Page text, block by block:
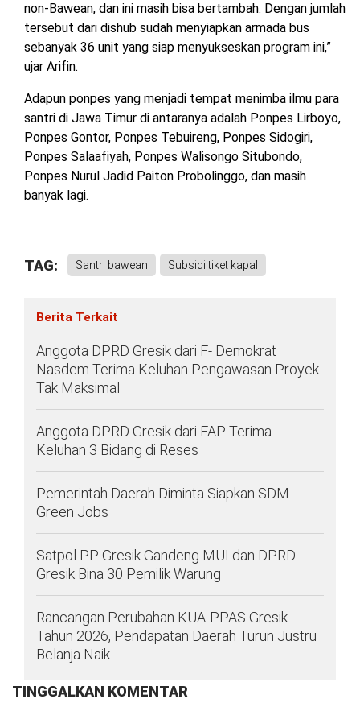
non-Bawean, dan ini masih bisa bertambah. Dengan jumlah
tersebut dari dishub sudah menyiapkan armada bus
sebanyak 36 unit yang siap menyukseskan program ini,”
ujar Arifin.
Adapun ponpes yang menjadi tempat menimba ilmu para
santri di Jawa Timur di antaranya adalah Ponpes Lirboyo,
Ponpes Gontor, Ponpes Tebuireng, Ponpes Sidogiri,
Ponpes Salaafiyah, Ponpes Walisongo Situbondo,
Ponpes Nurul Jadid Paiton Probolinggo, dan masih
banyak lagi.
TAG: Santri bawean Subsidi tiket kapal
Berita Terkait
Anggota DPRD Gresik dari F- Demokrat
Nasdem Terima Keluhan Pengawasan Proyek
Tak Maksimal
Anggota DPRD Gresik dari FAP Terima
Keluhan 3 Bidang di Reses
Pemerintah Daerah Diminta Siapkan SDM
Green Jobs
Satpol PP Gresik Gandeng MUI dan DPRD
Gresik Bina 30 Pemilik Warung
Rancangan Perubahan KUA-PPAS Gresik
Tahun 2026, Pendapatan Daerah Turun Justru
Belanja Naik
TINGGALKAN KOMENTAR